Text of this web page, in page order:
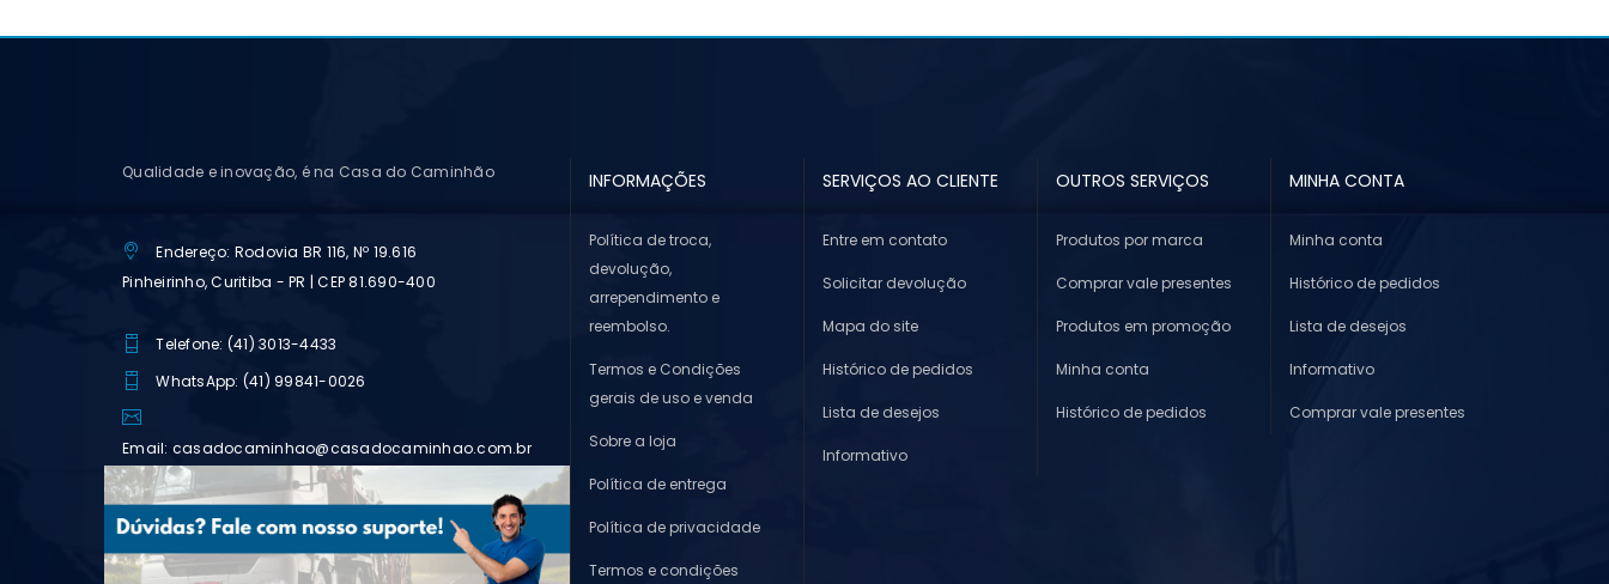
Qualidade e inovação, é na Casa do Caminhão
Endereço: Rodovia BR 116, Nº 19.616
Pinheirinho, Curitiba - PR | CEP 81.690-400
Telefone: (41) 3013-4433
WhatsApp: (41) 99841-0026
Email: casadocaminhao@casadocaminhao.com.br
INFORMAÇÕES
Política de troca,
devolução,
arrependimento e
reembolso.
Termos e Condições
gerais de uso e venda
Sobre a loja
Política de entrega
Política de privacidade
Termos e condições
SERVIÇOS AO CLIENTE
Entre em contato
Solicitar devolução
Mapa do site
Histórico de pedidos
Lista de desejos
Informativo
OUTROS SERVIÇOS
Produtos por marca
Comprar vale presentes
Produtos em promoção
Minha conta
Histórico de pedidos
MINHA CONTA
Minha conta
Histórico de pedidos
Lista de desejos
Informativo
Comprar vale presentes